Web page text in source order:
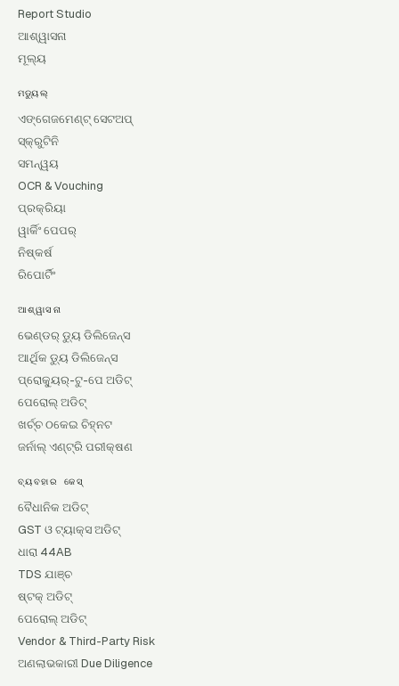
Report Studio
ଆଶ୍ୱାସନା
ମୂଲ୍ୟ
ମଡ୍ୟୁଲ୍
ଏଙ୍ଗେଜମେଣ୍ଟ୍ ସେଟଅପ୍
ସ୍କ୍ରୁଟିନି
ସମନ୍ୱୟ
OCR & Vouching
ପ୍ରକ୍ରିୟା
ୱାର୍କିଂ ପେପର୍
ନିଷ୍କର୍ଷ
ରିପୋର୍ଟିଂ
ଆଶ୍ୱାସନା
ଭେଣ୍ଡର୍ ଡ୍ୟୁ ଡିଲିଜେନ୍ସ
ଆର୍ଥିକ ଡ୍ୟୁ ଡିଲିଜେନ୍ସ
ପ୍ରୋକ୍ୟୁର୍-ଟୁ-ପେ ଅଡିଟ୍
ପେରୋଲ୍ ଅଡିଟ୍
ଖର୍ଚ୍ଚ ଠକେଇ ଚିହ୍ନଟ
ଜର୍ନାଲ୍ ଏଣ୍ଟ୍ରି ପରୀକ୍ଷଣ
ବ୍ୟବହାର କେସ୍
ବୈଧାନିକ ଅଡିଟ୍
GST ଓ ଟ୍ୟାକ୍ସ ଅଡିଟ୍
ଧାରା 44AB
TDS ଯାଞ୍ଚ
ଷ୍ଟକ୍ ଅଡିଟ୍
ପେରୋଲ୍ ଅଡିଟ୍
Vendor & Third-Party Risk
ଅଣଲାଭକାରୀ Due Diligence